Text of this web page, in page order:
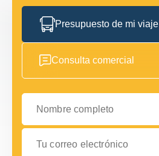
Presupuesto de mi viaje
Consulta comercial
Nombre completo
Tu correo electrónico